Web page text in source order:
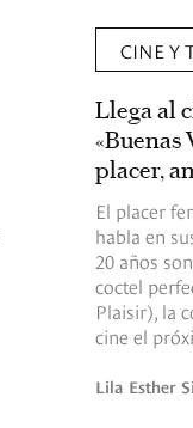
CINE Y
Llega al
«Buenas
placer,
El placer
habla en
20 años
coctel
Plaisir), la
cine el
Lila Esther